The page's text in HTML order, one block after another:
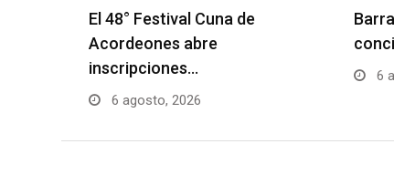
El 48° Festival Cuna de
Acordeones abre
inscripciones…
6 agosto, 2026
6